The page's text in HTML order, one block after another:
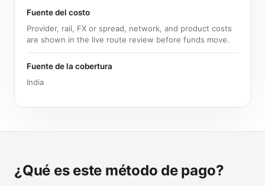
Fuente del costo
Provider, rail, FX or spread, network, and product costs
are shown in the live route review before funds move.
Fuente de la cobertura
India
¿Qué es este método de pago?